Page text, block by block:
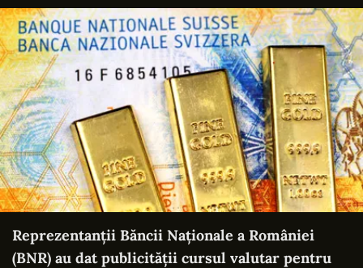
Reprezentanţii Băncii Naţionale a României
(BNR) au dat publicităţii cursul valutar pentru